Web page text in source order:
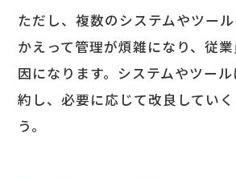
ただし、複数のシステムやツール
かえって管理が煩雑になり、従
因になります。システムやツー
約し、必要に応じて改良してい
う。